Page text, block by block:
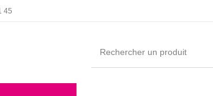
45